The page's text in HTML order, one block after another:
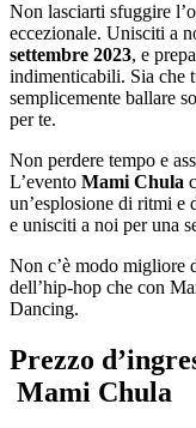
Non lasciarti sfuggire
eccezionale. Unisciti a
settembre 2023, e
indimenticabili. Sia che
semplicemente ballare
per te.
Non perdere tempo e
L’evento Mami Chula
un’esplosione di ritmi
e unisciti a noi per una
Non c’è modo migliore
dell’hip-hop che con
Dancing.
Prezzo
Mami Chula